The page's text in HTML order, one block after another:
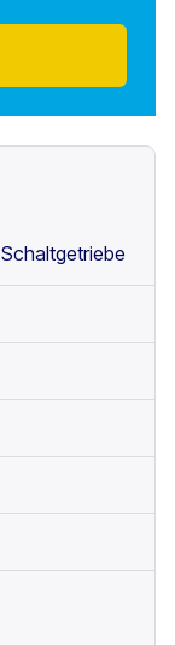
Schaltgetriebe